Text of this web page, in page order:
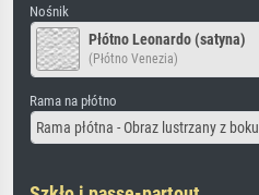
Nośnik
Płótno Leonardo (satyna)
(Płótno Venezia)
Rama na płótno
Rama płótna - Obraz lustrzany z boku